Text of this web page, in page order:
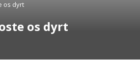
os dyrt
os dyrt